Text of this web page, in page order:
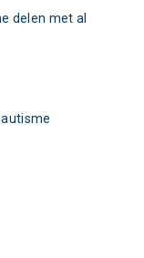
delen met al